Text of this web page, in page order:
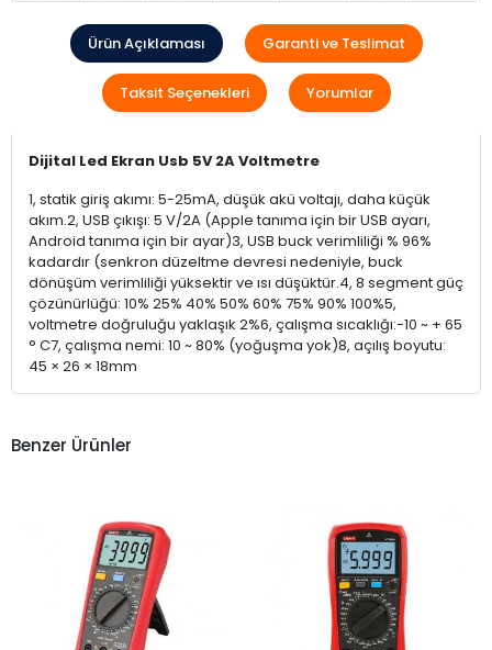
Ürün Açıklaması Garanti ve Teslimat
Taksit Seçenekleri Yorumlar
Dijital Led Ekran Usb 5V 2A Voltmetre
1, statik giriş akımı: 5-25mA, düşük akü voltajı, daha küçük
akım.2, USB çıkışı: 5 V/2A (Apple tanıma için bir USB ayarı,
Android tanıma için bir ayar)3, USB buck verimliliği % 96%
kadardır (senkron düzeltme devresi nedeniyle, buck
dönüşüm verimliliği yüksektir ve ısı düşüktür.4, 8 segment güç
çözünürlüğü: 10% 25% 40% 50% 60% 75% 90% 100%5,
voltmetre doğruluğu yaklaşık 2%6, çalışma sıcaklığı:-10 ~ + 65
° C7, çalışma nemi: 10 ~ 80% (yoğuşma yok)8, açılış boyutu:
45 × 26 × 18mm
Benzer Ürünler